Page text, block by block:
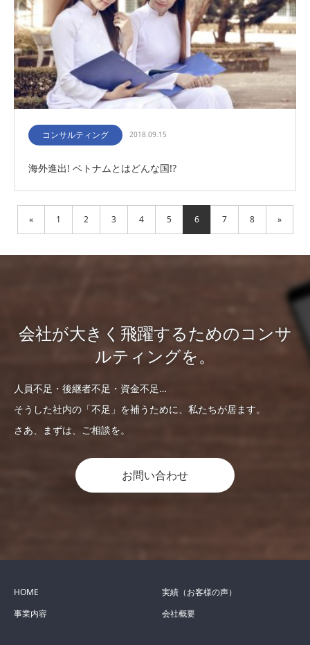
コンサルティング 2018.09.15
海外進出! ベトナムとはどんな国!?
« 1 2 3 4 5 6 7 8 »
会社が大きく飛躍するためのコンサ
ルティングを。
人員不足・後継者不足・資金不足…
そうした社内の「不足」を補うために、私たちが居ます。
さあ、まずは、ご相談を。
お問い合わせ
HOME
事業内容
実績（お客様の声）
会社概要